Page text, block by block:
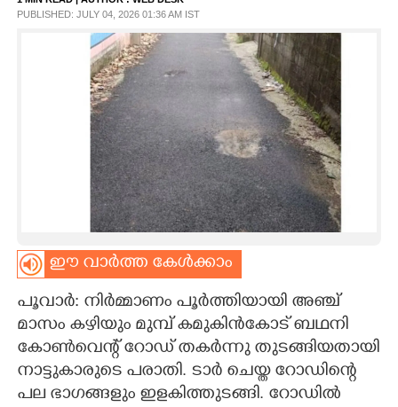
CARTOONS
LITERATURE
ZOOM
PUBLISHED: JULY 04, 2026 01:36 AM IST
ഈ വാർത്ത കേൾക്കാം
പൂവാർ: നിർമ്മാണം പൂർത്തിയായി അഞ്ച്
മാസം കഴിയും മുമ്പ് കമുകിൻകോട് ബഥനി
കോൺവെന്റ് റോഡ് തകർന്നു തുടങ്ങിയതായി
നാട്ടുകാരുടെ പരാതി. ടാർ ചെയ്ത റോഡിന്റെ
പല ഭാഗങ്ങളും ഇളകിത്തുടങ്ങി. റോഡിൽ